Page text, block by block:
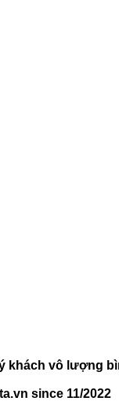
khách vô lượng
since 11/2022